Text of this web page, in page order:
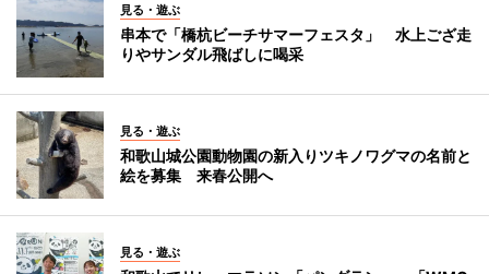
見る・遊ぶ
串本で「橋杭ビーチサマーフェスタ」 水上ござ走
りやサンダル飛ばしに喝采
見る・遊ぶ
和歌山城公園動物園の新入りツキノワグマの名前と
絵を募集 来春公開へ
見る・遊ぶ